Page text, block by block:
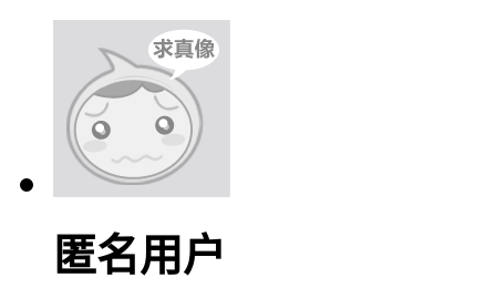
匿名用户